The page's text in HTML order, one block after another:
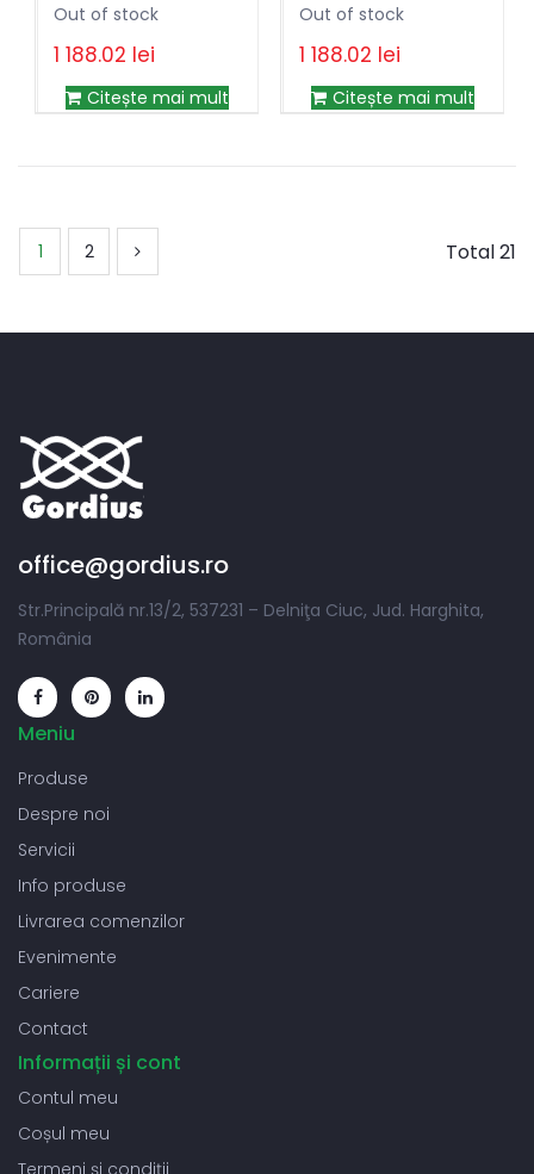
Out of stock
1 188.02 lei
Citește mai mult
Out of stock
1 188.02 lei
Citește mai mult
1 2 Total 21
office@gordius.ro
Str.Principală nr.13/2, 537231 – Delniţa Ciuc, Jud. Harghita,
România
Meniu
Produse
Despre noi
Servicii
Info produse
Livrarea comenzilor
Evenimente
Cariere
Contact
Informații și cont
Contul meu
Coșul meu
Termeni și condiții